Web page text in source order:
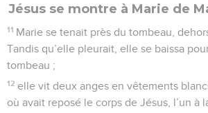
Jésus se montre à Marie de
11 Marie se tenait près du tombeau,
Tandis qu’elle pleurait, elle se baissa
tombeau ;
12 elle vit deux anges en vêtements
où avait reposé le corps de Jésus, l’un à